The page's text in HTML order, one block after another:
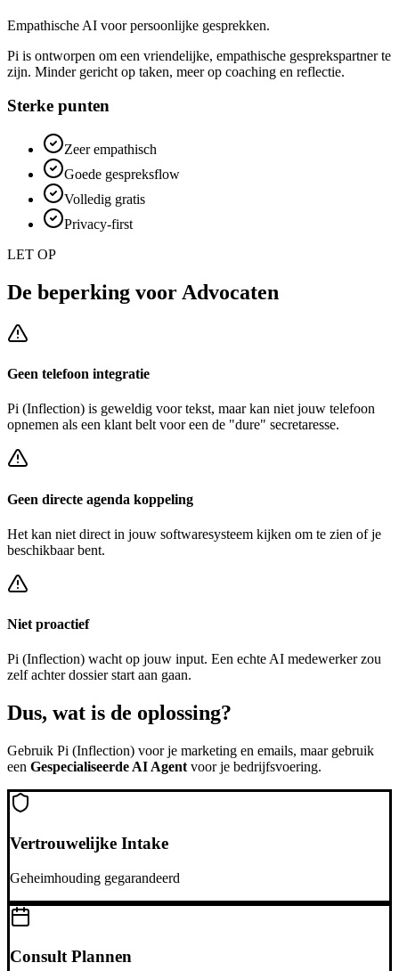
Empathische AI voor persoonlijke gesprekken.
Pi is ontworpen om een vriendelijke, empathische gesprekspartner te
zijn. Minder gericht op taken, meer op coaching en reflectie.
Sterke punten
Zeer empathisch
Goede gespreksflow
Volledig gratis
Privacy-first
LET OP
De beperking voor Advocaten
Geen telefoon integratie
Pi (Inflection) is geweldig voor tekst, maar kan niet jouw telefoon
opnemen als een klant belt voor een de "dure" secretaresse.
Geen directe agenda koppeling
Het kan niet direct in jouw softwaresysteem kijken om te zien of je
beschikbaar bent.
Niet proactief
Pi (Inflection) wacht op jouw input. Een echte AI medewerker zou
zelf achterdossier startaan gaan.
Dus, wat is de oplossing?
Gebruik Pi (Inflection) voor je marketing en emails, maar gebruik
een Gespecialiseerde AI Agent voor je bedrijfsvoering.
Vertrouwelijke Intake
Geheimhouding gegarandeerd
Consult Plannen